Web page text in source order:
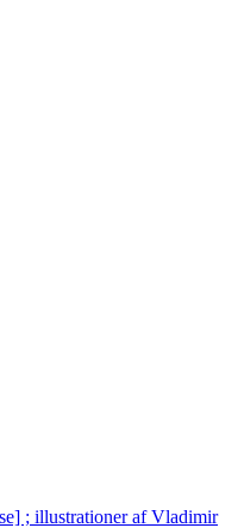
; illustrationer af Vladimir